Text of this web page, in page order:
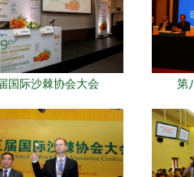
国际沙棘协会大会 第